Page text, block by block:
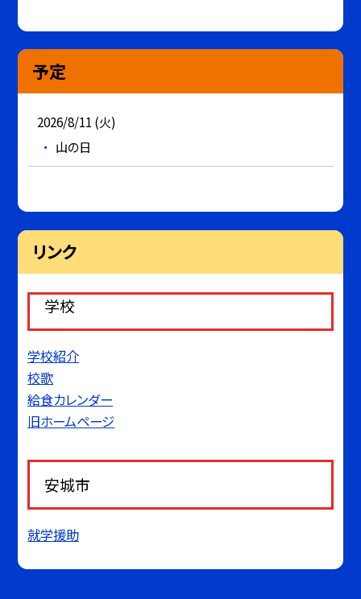
予定
2026/8/11 (火)
山の日
リンク
学校
学校紹介
校歌
給食カレンダー
旧ホームページ
安城市
就学援助